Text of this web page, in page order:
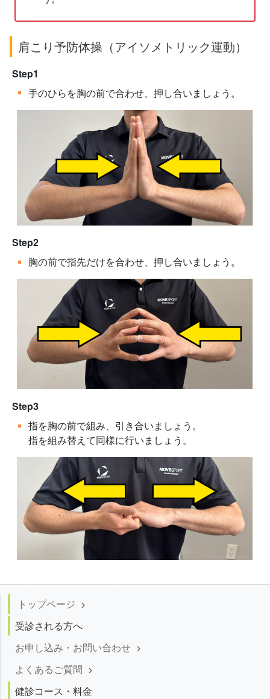
肩こり予防体操（アイソメトリック運動）
Step1
手のひらを胸の前で合わせ、押し合いましょう。
Step2
胸の前で指先だけを合わせ、押し合いましょう。
Step3
指を胸の前で組み、引き合いましょう。
指を組み替えて同様に行いましょう。
トップページ keyboard_arrow_right
受診される方へ
お申し込み・お問い合わせ keyboard_arrow_right
よくあるご質問 keyboard_arrow_right
健診コース・料金